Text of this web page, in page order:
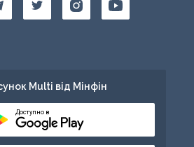
Multi від Мінфін
Доступно в